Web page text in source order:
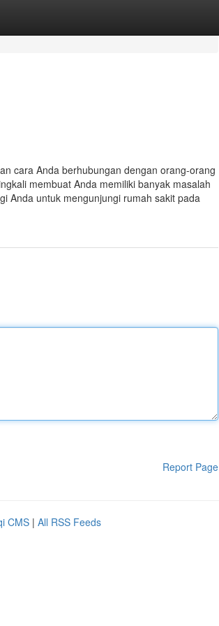
cara Anda berhubungan dengan orang-orang
membuat Anda memiliki banyak masalah
Anda untuk mengunjungi rumah sakit pada
Report Page
CMS | All RSS Feeds